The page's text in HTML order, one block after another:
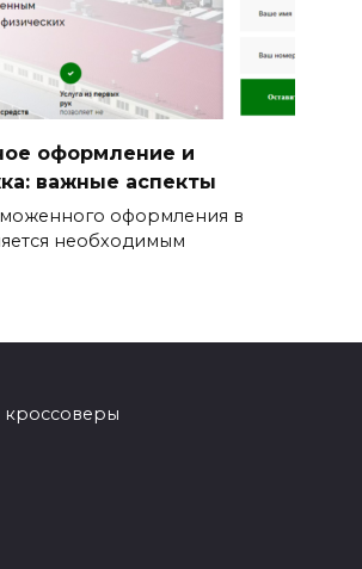
оформление и
важные аспекты
оформления в
необходимым
кроссоверы